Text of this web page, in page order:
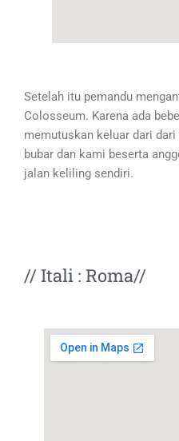
Setelah itu pemandu
Colosseum. Karena ada
memutuskan keluar dari
bubar dan kami beserta
jalan keliling sendiri.
// Itali : Roma//